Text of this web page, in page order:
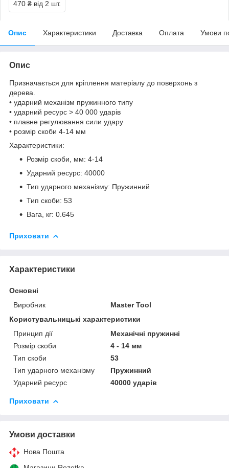
470 ₴ від 2 шт.
Опис Характеристики Доставка Оплата Умови
Опис
Призначається для кріплення матеріалу до поверхонь з
дерева.
• ударний механізм пружинного типу
• ударний ресурс > 40 000 ударів
• плавне регулювання сили удару
• розмір скоби 4-14 мм
Характеристики:
Розмір скоби, мм: 4-14
Ударний ресурс: 40000
Тип ударного механізму: Пружинний
Тип скоби: 53
Вага, кг: 0.645
Приховати
Характеристики
Основні
Виробник
Master Tool
Користувальницькі характеристики
Принцип дії
Механічні пружинні
Розмір скоби
4 - 14 мм
Тип скоби
53
Тип ударного механізму
Пружинний
Ударний ресурс
40000 ударів
Приховати
Умови доставки
Нова Пошта